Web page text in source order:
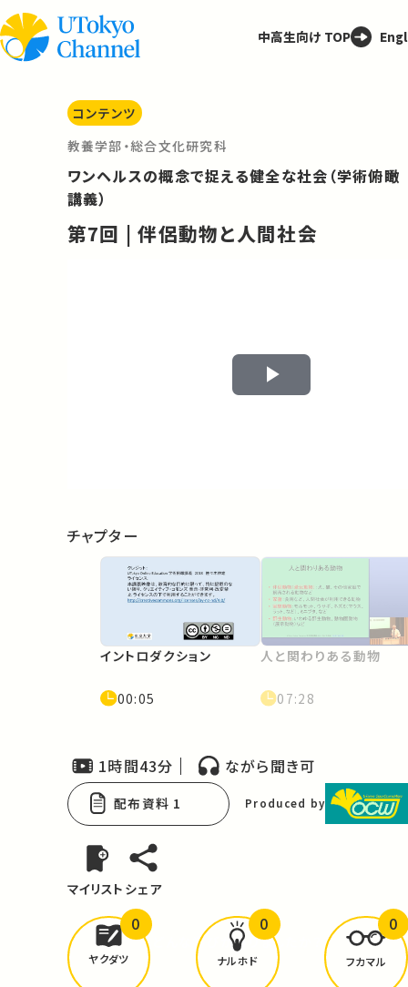
中高生向け TOP
コンテンツ
教養学部・総合文化研究科
ワンヘルスの概念で捉える健全な社会（学術俯瞰
講義）
第7回 | 伴侶動物と人間社会
Play
チャプター
イントロダクション
00:05
人と関わりある動物
07:28
1時間43分 ながら聞き可
配布資料 1 Produced by
マイリスト シェア
どんな学びがありましたか？
ヤクダツ
0
ナルホド
0
フカマル
0